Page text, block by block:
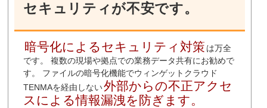
セキュリティが不安です。
暗号化によるセキュリティ対策 は万全
です。 複数の現場や拠点での業務データ共有にお勧めで
す。 ファイルの暗号化機能でウィンゲットクラウド
TENMAを経由しない外部からの不正アクセ
スによる情報漏洩を防ぎます。